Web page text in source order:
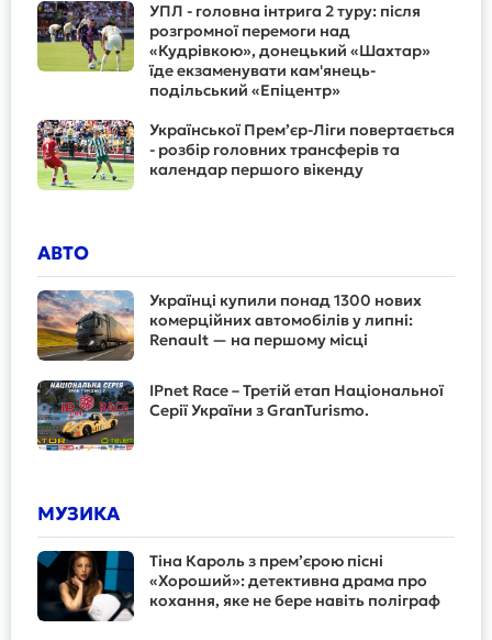
УПЛ - головна інтрига 2 туру: після
розгромної перемоги над
«Кудрівкою», донецький «Шахтар»
їде екзаменувати кам'янець-
подільський «Епіцентр»
Української Прем’єр-Ліги повертається
- розбір головних трансферів та
календар першого вікенду
АВТО
Українці купили понад 1300 нових
комерційних автомобілів у липні:
Renault — на першому місці
IPnet Race – Третій етап Національної
Серії України з GranTurismo.
МУЗИКА
Тіна Кароль з прем’єрою пісні
«Хороший»: детективна драма про
кохання, яке не бере навіть поліграф